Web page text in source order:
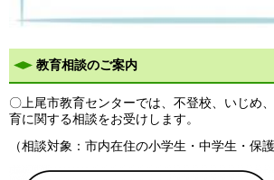
教育相談のご案内
〇上尾市教育センターでは、不登校、いじめ
育に関する相談をお受けします。
（相談対象：市内在住の小学生・中学生・保